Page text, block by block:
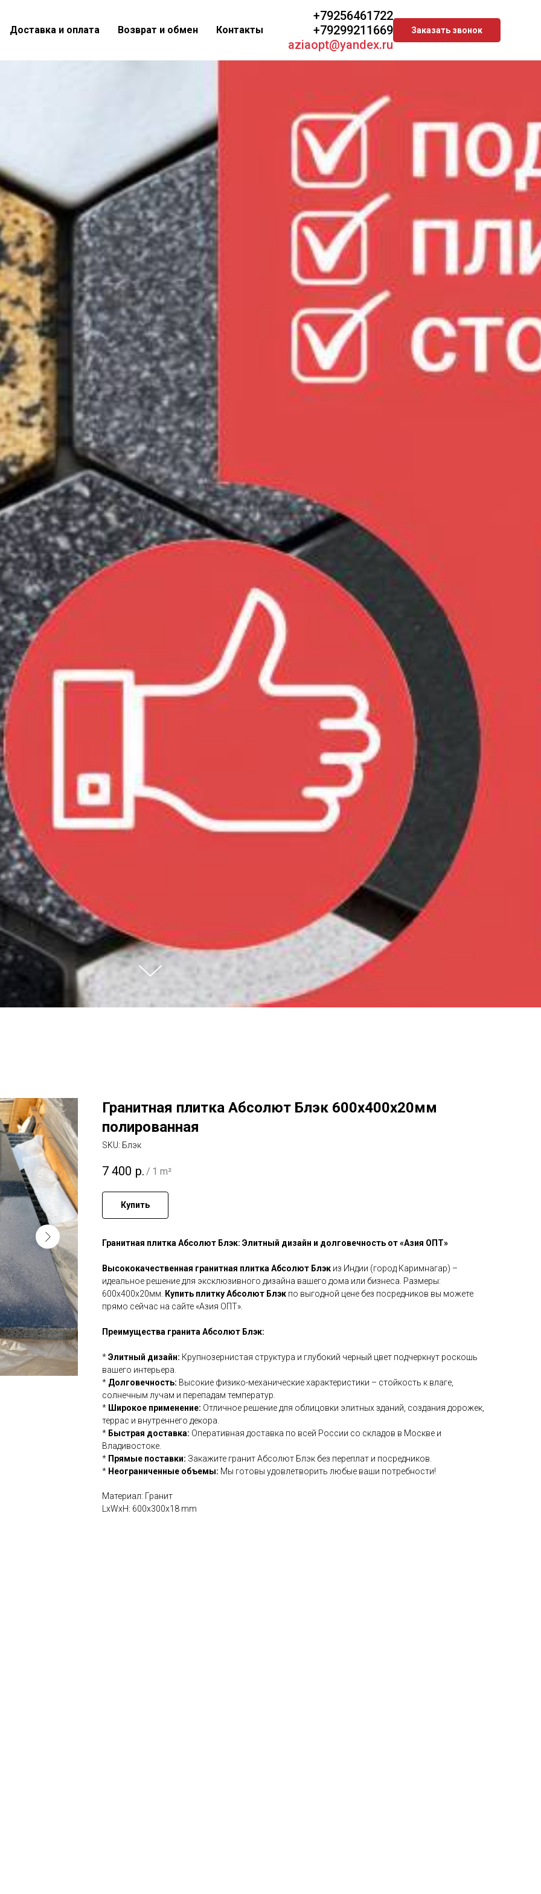
Доставка и оплата Возврат и обмен Контакты
+79256461722
+79299211669
aziaopt@yandex.ru
Заказать звонок
Гранитная плитка Абсолют Блэк 600х400х20мм
полированная
SKU: Блэк
7 400 р. / 1 m²
Купить
Гранитная плитка Абсолют Блэк: Элитный дизайн и долговечность от «Азия ОПТ»
Высококачественная гранитная плитка Абсолют Блэк из Индии (город Каримнагар) –
идеальное решение для эксклюзивного дизайна вашего дома или бизнеса. Размеры:
600х400х20мм.
Купить плитку Абсолют Блэк по выгодной цене без посредников вы можете
прямо сейчас на сайте «Азия ОПТ».
Преимущества гранита Абсолют Блэк:
*Элитный дизайн: Крупнозернистая структура и глубокий черный цвет подчеркнут роскошь
вашего интерьера.
* Долговечность: Высокие физико-механические характеристики – стойкость к влаге,
солнечным лучам и перепадам температур.
* Широкое применение: Отличное решение для облицовки элитных зданий, создания дорожек,
террас и внутреннего декора.
* Быстрая доставка: Оперативная доставка по всей России со складов в Москве и
Владивостоке.
* Прямые поставки: Закажите гранит Абсолют Блэк без переплат и посредников.
* Неограниченные объемы: Мы готовы удовлетворить любые ваши потребности!
Материал: Гранит
LxWxH: 600x300x18 mm